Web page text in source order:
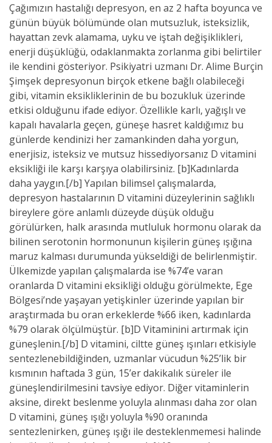
Çağımızın hastalığı depresyon, en az 2 hafta boyunca ve
günün büyük bölümünde olan mutsuzluk, isteksizlik,
hayattan zevk alamama, uyku ve iştah değişiklikleri,
enerji düşüklüğü, odaklanmakta zorlanma gibi belirtiler
ile kendini gösteriyor. Psikiyatri uzmanı Dr. Alime Burçin
Şimşek depresyonun birçok etkene bağlı olabileceği
gibi, vitamin eksikliklerinin de bu bozukluk üzerinde
etkisi olduğunu ifade ediyor. Özellikle karlı, yağışlı ve
kapalı havalarla geçen, güneşe hasret kaldığımız bu
günlerde kendinizi her zamankinden daha yorgun,
enerjisiz, isteksiz ve mutsuz hissediyorsanız D vitamini
eksikliği ile karşı karşıya olabilirsiniz. [b]Kadınlarda
daha yaygın.[/b] Yapılan bilimsel çalışmalarda,
depresyon hastalarının D vitamini düzeylerinin sağlıklı
bireylere göre anlamlı düzeyde düşük olduğu
görülürken, halk arasında mutluluk hormonu olarak da
bilinen serotonin hormonunun kişilerin güneş ışığına
maruz kalması durumunda yükseldiği de belirlenmiştir.
Ülkemizde yapılan çalışmalarda ise %74’e varan
oranlarda D vitamini eksikliği olduğu görülmekte, Ege
Bölgesi’nde yaşayan yetişkinler üzerinde yapılan bir
araştırmada bu oran erkeklerde %66 iken, kadınlarda
%79 olarak ölçülmüştür. [b]D Vitaminini artırmak için
güneşlenin.[/b] D vitamini, ciltte güneş ışınları etkisiyle
sentezlenebildiğinden, uzmanlar vücudun %25’lik bir
kısmının haftada 3 gün, 15’er dakikalık süreler ile
güneşlendirilmesini tavsiye ediyor. Diğer vitaminlerin
aksine, direkt beslenme yoluyla alınması daha zor olan
D vitamini, güneş ışığı yoluyla %90 oranında
sentezlenirken, güneş ışığı ile desteklenmemesi halinde